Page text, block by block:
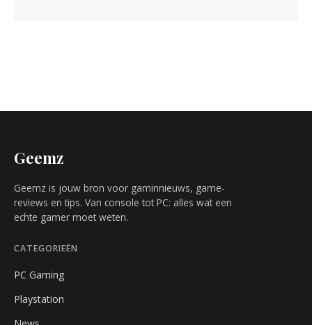
Geemz
Geemz is jouw bron voor gaminnieuws, game-
reviews en tips. Van console tot PC: alles wat een
echte gamer moet weten.
CATEGORIEËN
PC Gaming
Playstation